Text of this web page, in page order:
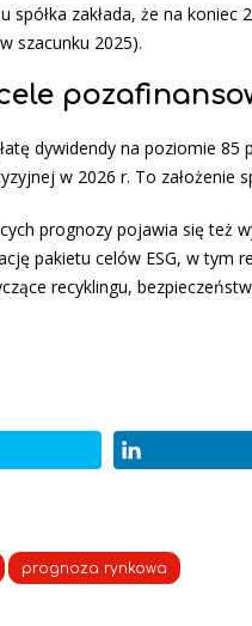
spółka zakłada, że na
szacunku 2025).
dywidendy na poziomie
w 2026 r. To założenie
prognozy pojawia się też
pakietu celów ESG, w tym
recyklingu,
prognoza rynkowa